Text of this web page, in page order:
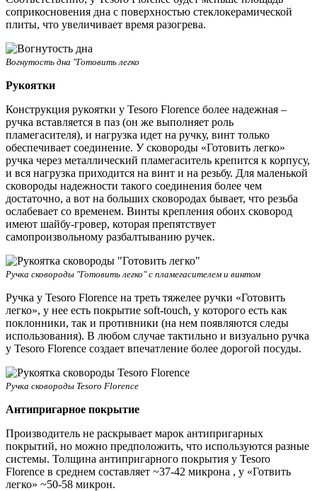
соприкосновения дна с поверхностью стеклокерамической
плиты, что увеличивает время разогрева.
Вогнутость дна "Готовить легко
Рукоятки
Конструкция рукоятки у Tesoro Florence более надежная –
ручка вставляется в паз (он же выполняет роль
пламегасителя), и нагрузка идет на ручку, винт только
обеспечивает соединение. У сковороды «Готовить легко»
ручка через металлический пламегаситель крепится к корпусу,
и вся нагрузка приходится на винт и на резьбу. Для маленькой
сковороды надежности такого соединения более чем
достаточно, а вот на больших сковородах бывает, что резьба
ослабевает со временем. Винты крепления обоих сковород
имеют шайбу-гровер, которая препятствует
самопроизвольному разбалтыванию ручек.
Ручка сковороды "Готовить легко" с пламегасителем и винтом
Ручка у Tesoro Florence на треть тяжелее ручки «Готовить
легко», у нее есть покрытие soft-touch, у которого есть как
поклонники, так и противники (на нем появляются следы
использования). В любом случае тактильно и визуально ручка
у Tesoro Florence создает впечатление более дорогой посуды.
Ручка сковороды Tesoro Florence
Антипригарное покрытие
Производитель не раскрывает марок антипригарных
покрытий, но можно предположить, что используются разные
системы. Толщина антипригарного покрытия у Tesoro
Florence в среднем составляет ~37-42 микрона , у «Готвить
легко» ~50-58 микрон.